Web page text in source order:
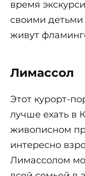
время
своими детьми
живут
Лимассол
Этот курорт-
лучше ехать в
живописном
интересно
Лимассолом